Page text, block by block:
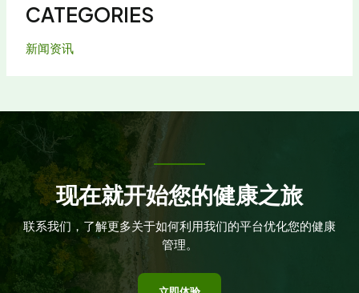
CATEGORIES
新闻资讯
现在就开始您的健康之旅
联系我们，了解更多关于如何利用我们的平台优化您的健康
管理。